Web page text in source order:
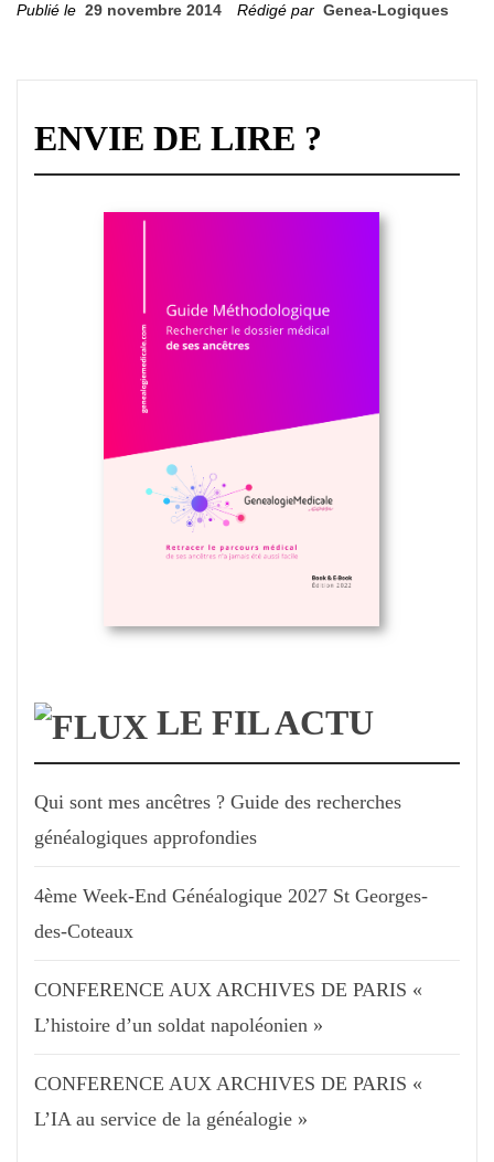
Publié le 29 novembre 2014 Rédigé par Genea-Logiques
ENVIE DE LIRE ?
LE FIL ACTU
Qui sont mes ancêtres ? Guide des recherches
généalogiques approfondies
4ème Week-End Généalogique 2027 St Georges-
des-Coteaux
CONFERENCE AUX ARCHIVES DE PARIS «
L’histoire d’un soldat napoléonien »
CONFERENCE AUX ARCHIVES DE PARIS «
L’IA au service de la généalogie »